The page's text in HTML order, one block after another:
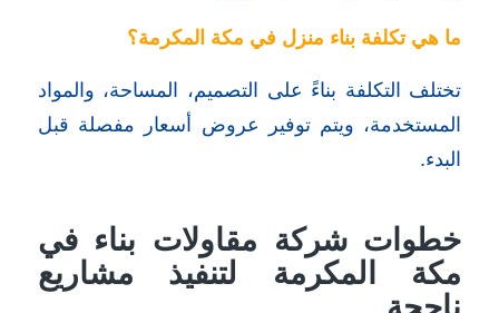
ما هي تكلفة بناء منزل في مكة المكرمة؟
تختلف التكلفة بناءً على التصميم، المساحة، والمواد
المستخدمة، ويتم توفير عروض أسعار مفصلة قبل
البدء.
خطوات شركة مقاولات بناء في
مكة المكرمة لتنفيذ مشاريع
ناجحة